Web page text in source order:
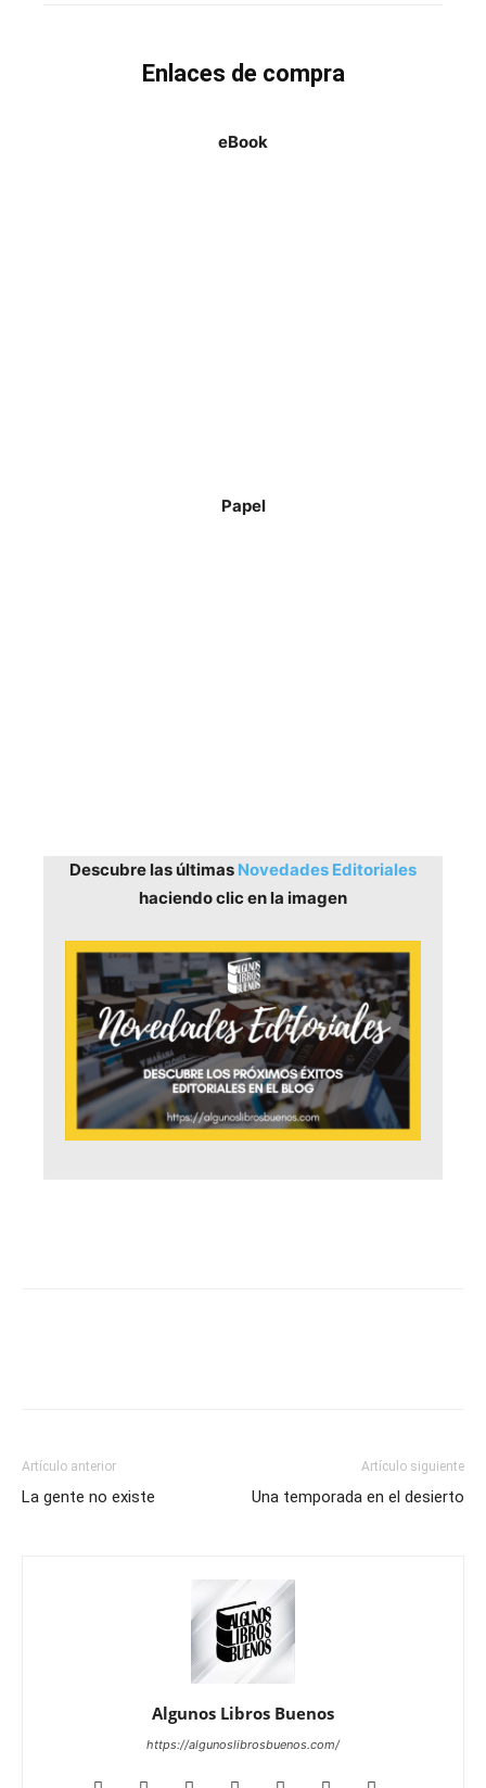
Enlaces de compra
eBook
Papel
Descubre las últimas Novedades Editoriales
haciendo clic en la imagen
Artículo anterior
La gente no existe
Artículo siguiente
Una temporada en el desierto
Algunos Libros Buenos
https://algunoslibrosbuenos.com/